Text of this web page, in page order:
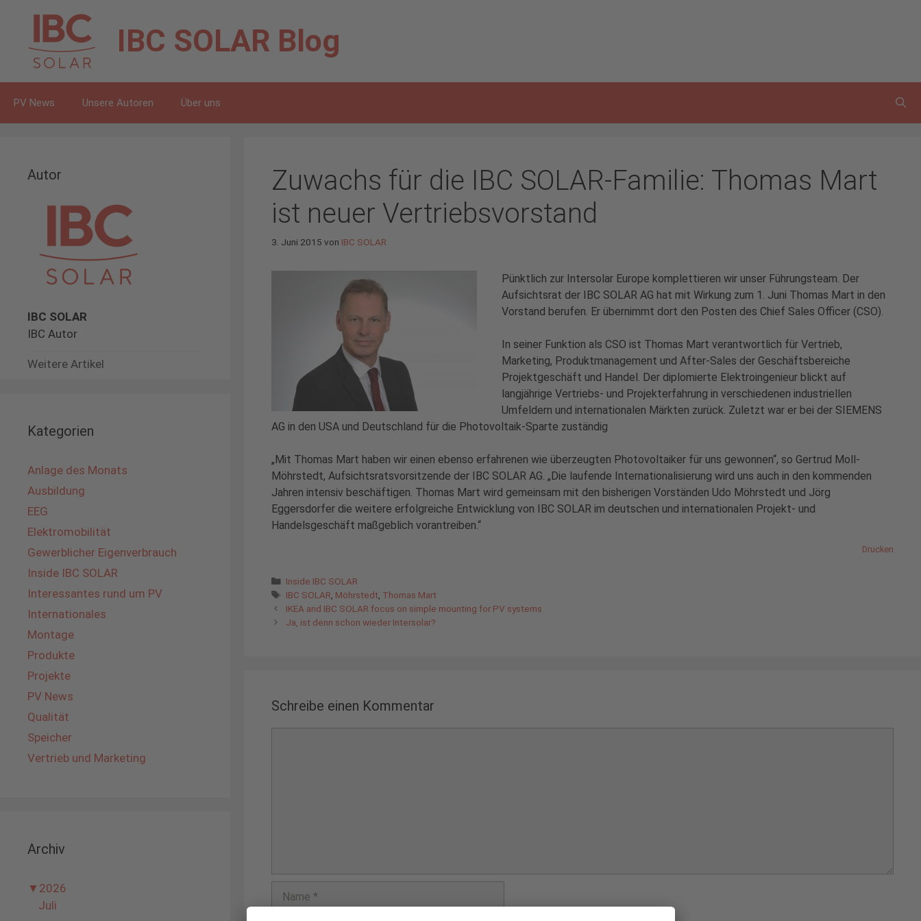
springen
IBC SOLAR Blog
PV News Unsere Autoren Über uns
Zuwachs für die IBC SOLAR-Familie: Thomas Mart
ist neuer Vertriebsvorstand
3. Juni 2015 von IBC SOLAR
Pünktlich zur Intersolar Europe komplettieren wir unser Führungsteam. Der
Aufsichtsrat der IBC SOLAR AG hat mit Wirkung zum 1. Juni Thomas Mart in den
Vorstand berufen. Er übernimmt dort den Posten des Chief Sales Officer (CSO).
In seiner Funktion als CSO ist Thomas Mart verantwortlich für Vertrieb,
Marketing, Produktmanagement und After-Sales der Geschäftsbereiche
Projektgeschäft und Handel. Der diplomierte Elektroingenieur blickt auf
langjährige Vertriebs- und Projekterfahrung in verschiedenen industriellen
Umfeldern und internationalen Märkten zurück. Zuletzt war er bei der SIEMENS
AG in den USA und Deutschland für die Photovoltaik-Sparte zuständig
„Mit Thomas Mart haben wir einen ebenso erfahrenen wie überzeugten Photovoltaiker für uns gewonnen“, so Gertrud Moll-
Möhrstedt, Aufsichtsratsvorsitzende der IBC SOLAR AG. „Die laufende Internationalisierung wird uns auch in den kommenden
Jahren intensiv beschäftigen. Thomas Mart wird gemeinsam mit den bisherigen Vorständen Udo Möhrstedt und Jörg
Eggersdorfer die weitere erfolgreiche Entwicklung von IBC SOLAR im deutschen und internationalen Projekt- und
Handelsgeschäft maßgeblich vorantreiben.“
Drucken
Kategorien
Inside IBC SOLAR
Schlagwörter
IBC SOLAR Möhrstedt Thomas Mart
IKEA and IBC SOLAR focus on simple mounting for PV systems
Ja, ist denn schon wieder Intersolar?
Schreibe einen Kommentar
Autor
IBC SOLAR
IBC Autor
Weitere Artikel
Kategorien
Anlage des Monats
Ausbildung
EEG
Elektromobilität
Gewerblicher Eigenverbrauch
Inside IBC SOLAR
Interessantes rund um PV
Internationales
Montage
Produkte
Projekte
PV News
Qualität
Speicher
Vertrieb und Marketing
Archiv
▼ 2026
Juli